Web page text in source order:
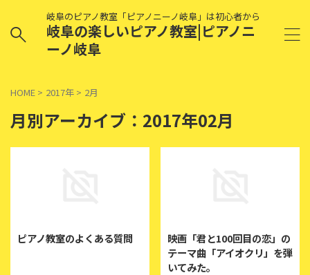
岐阜のピアノ教室「ピアノニーノ岐阜」は初心者から
岐阜の楽しいピアノ教室|ピアノニ
ーノ岐阜
HOME > 2017年 > 2月
月別アーカイブ：2017年02月
ピアノ教室のよくある質問
映画「君と100回目の恋」の
テーマ曲「アイオクリ」を弾
いてみた。